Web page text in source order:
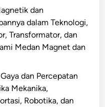
dan
dalam Teknologi,
Transformator, dan
Medan Magnet dan
dan Percepatan
Mekanika,
Robotika, dan